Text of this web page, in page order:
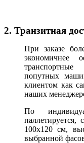
2. Транзитная
При заказе
экономичнее
попутных
клиентом как
наших
По
паллетируется,
100х120 см,
выбранной